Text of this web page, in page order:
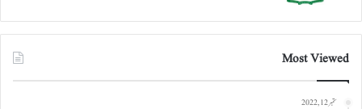
Most Viewed
ستمبر 12, 2022